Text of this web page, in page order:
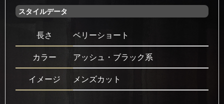
スタイルデータ
長さ ベリーショート
カラー アッシュ・ブラック系
イメージ メンズカット